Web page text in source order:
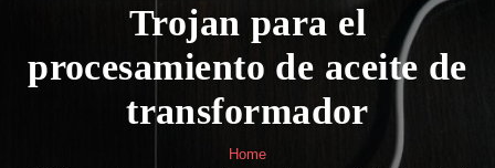
Trojan para el
procesamiento de aceite de
transformador
Home